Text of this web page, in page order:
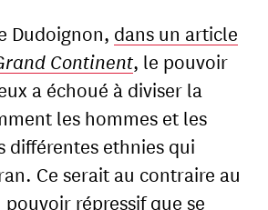
Dudoignon, dans un article
Continent, le pouvoir
a échoué à diviser la
les hommes et les
différentes ethnies qui
Ce serait au contraire au
répressif que se